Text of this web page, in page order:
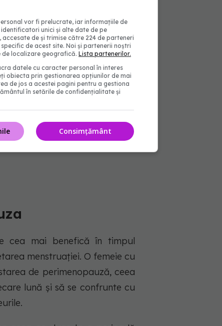
cea mai benefică în timpul
menstruației. O femeie cu
de perimenopauză, ceea
lună și să se confrunte cu
vor fi prelucrate, iar informațiile de
unici și alte date de pe
de și trimise către 224 de parteneri
de acest site. Noi și partenerii noștri
localizare geografică. Lista partenerilor.
datele cu caracter personal în interes
obiecta prin gestionarea opțiunilor de mai
de jos a acestei pagini pentru a gestiona
în setările de confidențialitate și
Consimțământ